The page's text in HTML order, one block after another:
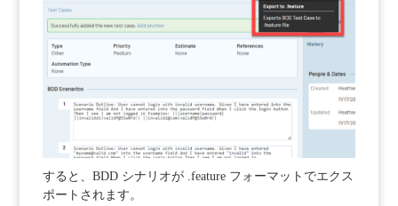
すると、BDD シナリオが .feature フォーマットでエクス
ポートされます。